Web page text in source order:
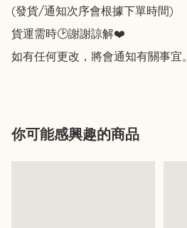
(發貨/通知次序會根據下單時間)
貨運需時🕑謝謝諒解❤️
如有任何更改，將會通知有關事宜。
你可能感興趣的商品